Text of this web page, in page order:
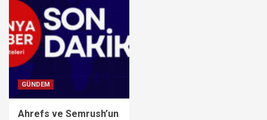
GÜNDEM
Ahrefs ve Semrush’un